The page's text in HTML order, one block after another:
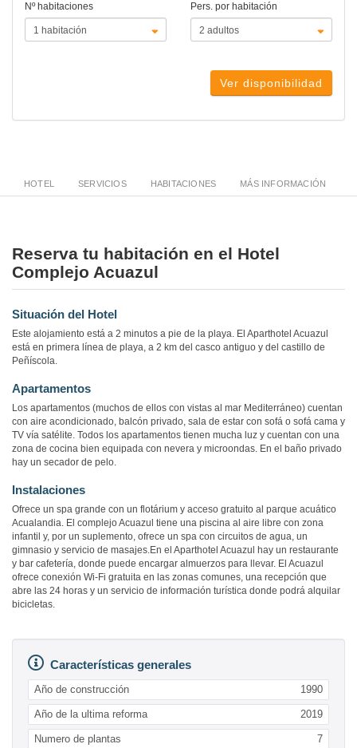
Nº habitaciones Pers. por habitación
Ver disponibilidad
HOTEL SERVICIOS HABITACIONES MÁS INFORMACIÓN
Reserva tu habitación en el Hotel
Complejo Acuazul
Situación del Hotel
Este alojamiento está a 2 minutos a pie de la playa. El Aparthotel Acuazul
está en primera línea de playa, a 2 km del casco antiguo y del castillo de
Peñíscola.
Apartamentos
Los apartamentos (muchos de ellos con vistas al mar Mediterráneo) cuentan
con aire acondicionado, balcón privado, sala de estar con sofá o sofá cama y
TV vía satélite. Todos los apartamentos tienen mucha luz y cuentan con una
zona de cocina bien equipada con nevera y microondas. En el baño privado
hay un secador de pelo.
Instalaciones
Ofrece un spa grande con un flotárium y acceso gratuito al parque acuático
Acualandia. El complejo Acuazul tiene una piscina al aire libre con zona
infantil y, por un suplemento, ofrece un spa con circuitos de agua, un
gimnasio y servicio de masajes.En el Aparthotel Acuazul hay un restaurante
y bar cafetería, donde puede encargar almuerzos para llevar. El Acuazul
ofrece conexión Wi-Fi gratuita en las zonas comunes, una recepción que
abre las 24 horas y un servicio de información turística donde podrá alquilar
bicicletas.
Características generales
Año de construcción 1990
Año de la ultima reforma 2019
Numero de plantas 7